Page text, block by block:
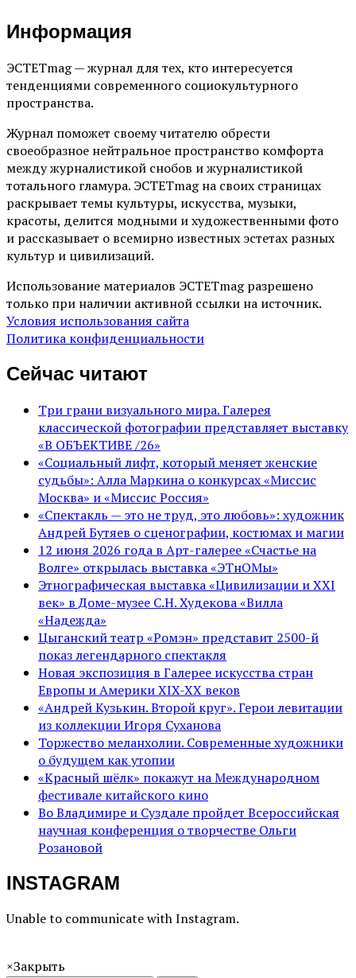
Информация
ЭСТЕТmag — журнал для тех, кто интересуется
тенденциями современного социокультурного
пространства.
Журнал поможет своему читателю обрести
своеобразное нейтральное пространство комфорта
между журналистикой снобов и журналистикой
тотального гламура. ЭСТЕТmag на своих страницах
раскрывает темы культуры, искусства, музыки,
красоты, делится модными и художественными фото
и рассказывает о всемирно известных эстетах разных
культур и цивилизаций.
Использование материалов ЭСТЕТmag разрешено
только при наличии активной ссылки на источник.
Условия использования сайта
Политика конфиденциальности
Сейчас читают
Три грани визуального мира. Галерея
классической фотографии представляет выставку
«В ОБЪЕКТИВЕ /26»
«Социальный лифт, который меняет женские
судьбы»: Алла Маркина о конкурсах «Миссис
Москва» и «Миссис Россия»
«Спектакль — это не труд, это любовь»: художник
Андрей Бутяев о сценографии, костюмах и магии
12 июня 2026 года в Арт-галерее «Счастье на
Волге» открылась выставка «ЭТнОМы»
Этнографическая выставка «Цивилизации и ХХI
век» в Доме-музее С.Н. Худекова «Вилла
«Надежда»
Цыганский театр «Ромэн» представит 2500-й
показ легендарного спектакля
Новая экспозиция в Галерее искусства стран
Европы и Америки XIX-XX веков
«Андрей Кузькин. Второй круг». Герои левитации
из коллекции Игоря Суханова
Торжество меланхолии. Современные художники
о будущем как утопии
«Красный шёлк» покажут на Международном
фестивале китайского кино
Во Владимире и Суздале пройдет Всероссийская
научная конференция о творчестве Ольги
Розановой
INSTAGRAM
Unable to communicate with Instagram.
×Закрыть